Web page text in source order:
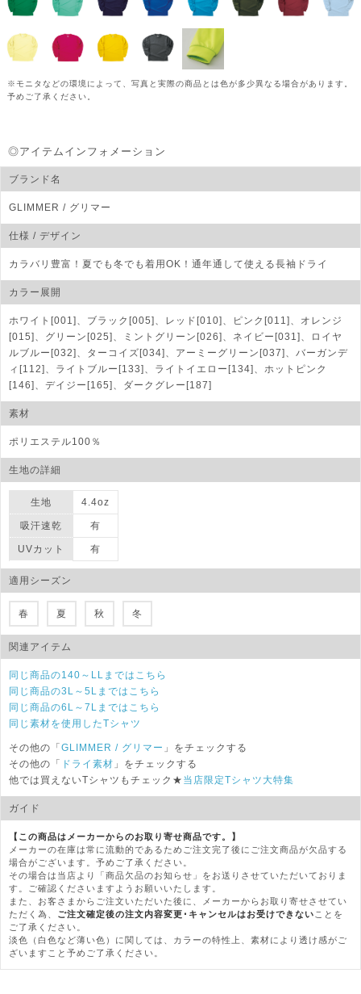
※モニタなどの環境によって、写真と実際の商品とは色が多少異なる場合があります。
予めご了承ください。
◎アイテムインフォメーション
ブランド名
GLIMMER / グリマー
仕様 / デザイン
カラバリ豊富！夏でも冬でも着用OK！通年通して使える長袖ドライ
カラー展開
ホワイト[001]、ブラック[005]、レッド[010]、ピンク[011]、オレンジ
[015]、グリーン[025]、ミントグリーン[026]、ネイビー[031]、ロイヤ
ルブルー[032]、ターコイズ[034]、アーミーグリーン[037]、バーガンデ
ィ[112]、ライトブルー[133]、ライトイエロー[134]、ホットピンク
[146]、デイジー[165]、ダークグレー[187]
素材
ポリエステル100％
生地の詳細
生地 4.4oz
吸汗速乾 有
UVカット 有
適用シーズン
春 夏 秋 冬
関連アイテム
同じ商品の140～LLまではこちら
同じ商品の3L～5Lまではこちら
同じ商品の6L～7Lまではこちら
同じ素材を使用したTシャツ
その他の「 GLIMMER / グリマー 」をチェックする
その他の「
ドライ素材 」をチェックする
他では買えないTシャツもチェック★ 当店限定Tシャツ大特集
ガイド
【この商品はメーカーからのお取り寄せ商品です。】
メーカーの在庫は常に流動的であるためご注文完了後にご注文商品が欠品する
場合がございます。予めご了承ください。
その場合は当店より「商品欠品のお知らせ」をお送りさせていただいておりま
す。ご確認くださいますようお願いいたします。
また、お客さまからご注文いただいた後に、メーカーからお取り寄せさせてい
ただく為、 ご注文確定後の注文内容変更･キャンセルはお受けできない ことを
ご了承ください。
淡色（白色など薄い色）に関しては、カラーの特性上、素材により透け感がご
ざいますこと予めご了承ください。